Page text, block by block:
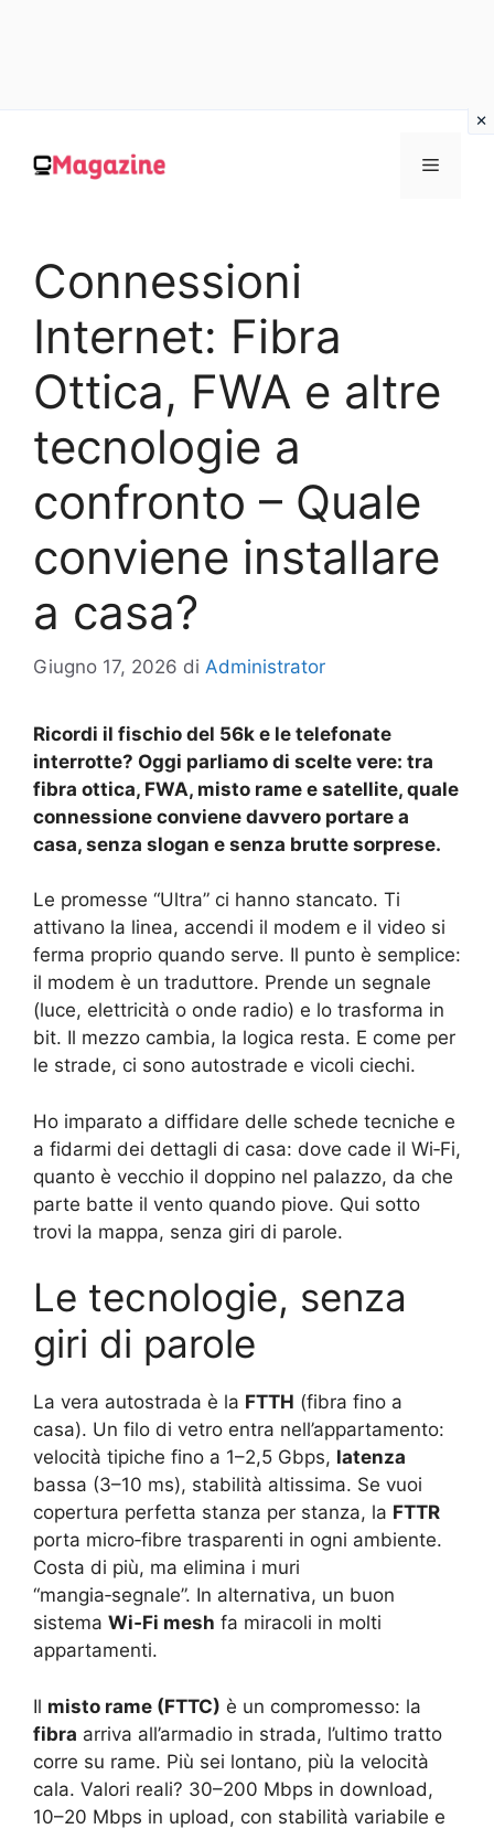
contenuto
MENU
Connessioni
Internet: Fibra
Ottica, FWA e altre
tecnologie a
confronto – Quale
conviene installare
a casa?
Giugno 17, 2026 di Administrator
Ricordi il fischio del 56k e le telefonate
interrotte? Oggi parliamo di scelte vere: tra
fibra ottica, FWA, misto rame e satellite, quale
connessione conviene davvero portare a
casa, senza slogan e senza brutte sorprese.
Le promesse “Ultra” ci hanno stancato. Ti
attivano la linea, accendi il modem e il video si
ferma proprio quando serve. Il punto è semplice:
il modem è un traduttore. Prende un segnale
(luce, elettricità o onde radio) e lo trasforma in
bit. Il mezzo cambia, la logica resta. E come per
le strade, ci sono autostrade e vicoli ciechi.
Ho imparato a diffidare delle schede tecniche e
a fidarmi dei dettagli di casa: dove cade il Wi‑Fi,
quanto è vecchio il doppino nel palazzo, da che
parte batte il vento quando piove. Qui sotto
trovi la mappa, senza giri di parole.
Le tecnologie, senza
giri di parole
La vera autostrada è la FTTH (fibra fino a
casa). Un filo di vetro entra nell’appartamento:
velocità tipiche fino a 1–2,5 Gbps, latenza
bassa (3–10 ms), stabilità altissima. Se vuoi
copertura perfetta stanza per stanza, la FTTR
porta micro‑fibre trasparenti in ogni ambiente.
Costa di più, ma elimina i muri
“mangia‑segnale”. In alternativa, un buon
sistema Wi‑Fi mesh fa miracoli in molti
appartamenti.
Il misto rame (FTTC) è un compromesso: la
fibra arriva all’armadio in strada, l’ultimo tratto
corre su rame. Più sei lontano, più la velocità
cala. Valori reali? 30–200 Mbps in download,
10–20 Mbps in upload, con stabilità variabile e